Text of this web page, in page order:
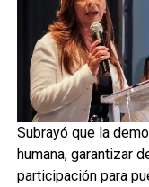
Subrayó que la
humana, garantizar
participación para